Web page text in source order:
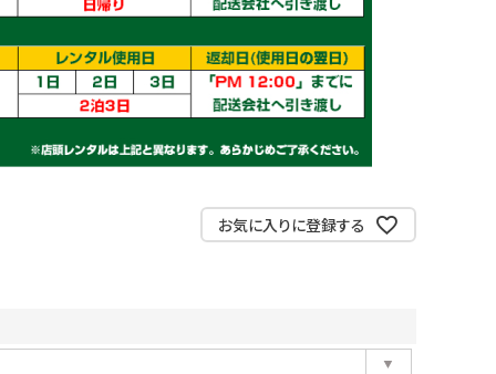
お気に入りに登録する